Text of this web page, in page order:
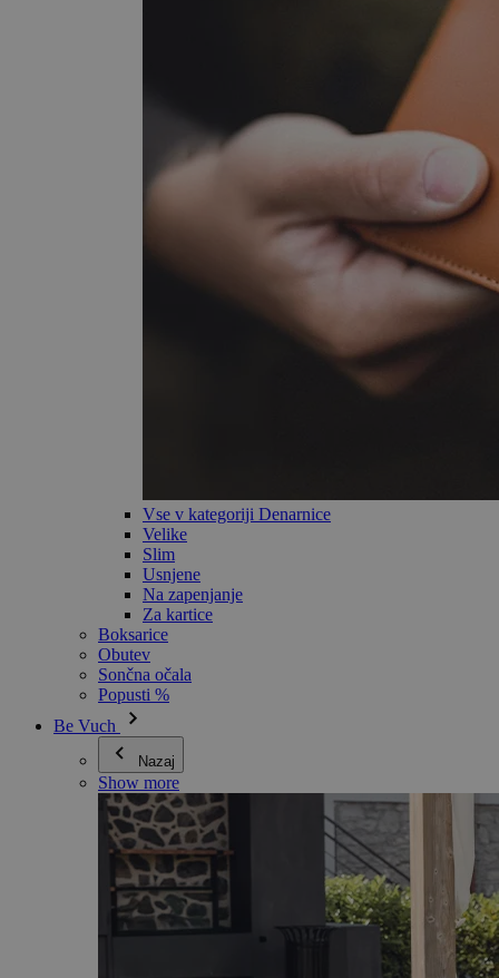
Vse v kategoriji Denarnice
Velike
Slim
Usnjene
Na zapenjanje
Za kartice
Boksarice
Obutev
Sončna očala
Popusti %
Be Vuch
Nazaj
Show more